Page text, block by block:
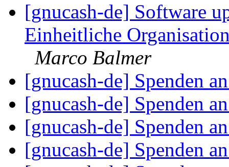
[gnucash-de] Software
Einheitliche
Marco Balmer
[gnucash-de] Spenden
[gnucash-de] Spenden
[gnucash-de] Spenden
[gnucash-de] Spenden